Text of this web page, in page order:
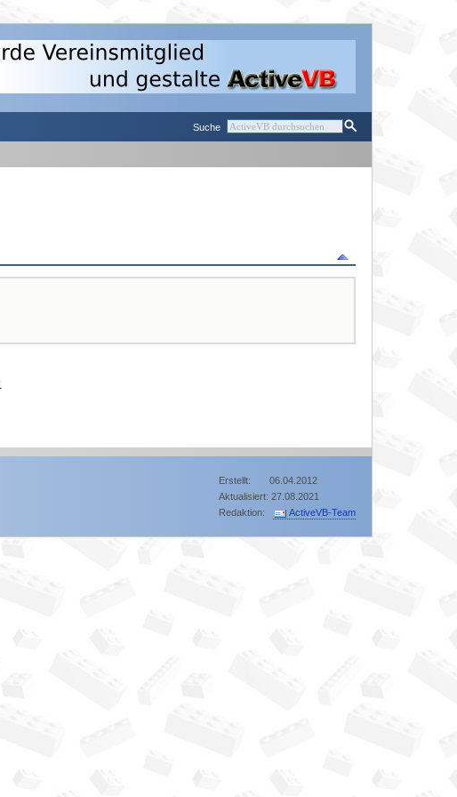
Suche
Erstellt: 06.04.2012
Aktualisiert: 27.08.2021
Redaktion:
ActiveVB-Team